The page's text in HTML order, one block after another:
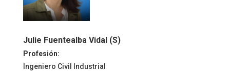
Julie Fuentealba Vidal (S)
Profesión:
Ingeniero Civil Industrial